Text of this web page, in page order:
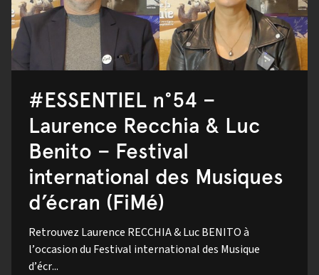
#ESSENTIEL n°54 –
Laurence Recchia & Luc
Benito – Festival
international des Musiques
d’écran (FiMé)
Retrouvez Laurence RECCHIA & Luc BENITO à
l’occasion du Festival international des Musique
d’écr...